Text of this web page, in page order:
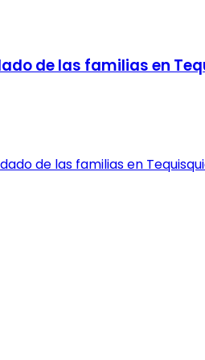
de las familias en
de las familias en